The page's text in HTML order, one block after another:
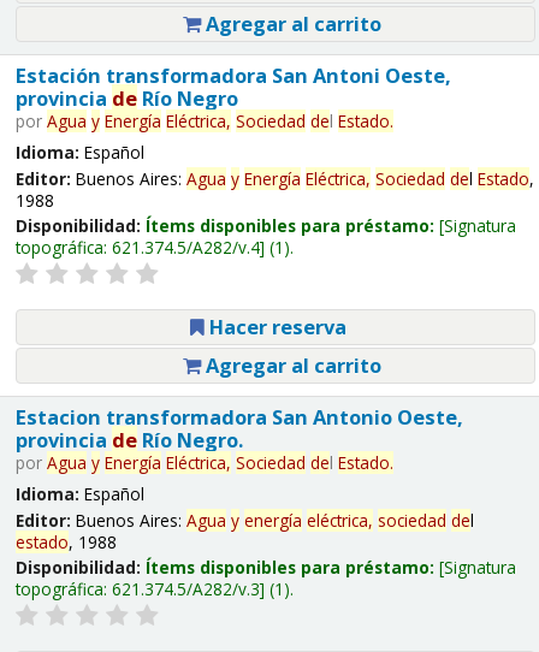
Agregar al carrito
Estación transformadora San Antoni Oeste,
provincia deRío Negro
por Agua y Energía Eléctrica, Sociedad del Estado.
Idioma: Español
Editor: Buenos Aires: Agua y Energía Eléctrica, Sociedad del Estado,
1988
Disponibilidad: Ítems disponibles para préstamo: Signatura
topográfica: 621.374.5/A282/v.4 (1).
Hacer reserva
Agregar al carrito
Estacion transformadora San Antonio Oeste,
provincia deRío Negro.
por Agua y Energía Eléctrica, Sociedad del Estado.
Idioma: Español
Editor: Buenos Aires: Agua y energía eléctrica, sociedad del
estado, 1988
Disponibilidad: Ítems disponibles para préstamo: Signatura
topográfica: 621.374.5/A282/v.3 (1).